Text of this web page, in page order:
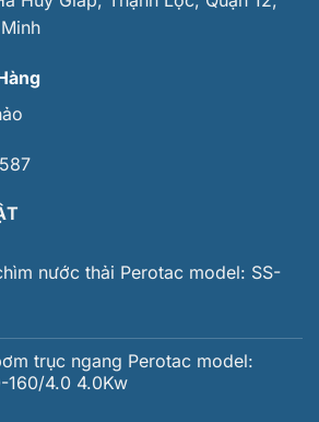
nước thải Perotac model: SS-
trục ngang Perotac model:
160/4.0 4.0Kw